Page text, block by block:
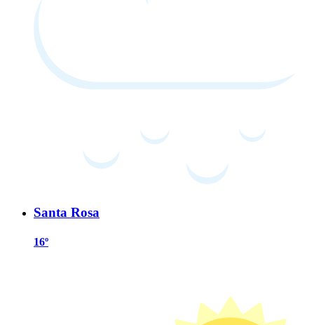
Santa Rosa
16º